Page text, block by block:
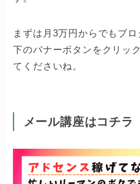
まずは月3万円からでもブロ
下のバナーボタンをクリッ
てくださいね。
メール講座はコチラ